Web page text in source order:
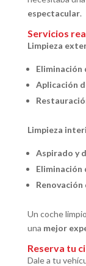
espectacular.
Servicios
Limpieza
Eliminación
Aplicación
Limpieza
Aspirado y
Eliminación
Un coche
una mejor
Reserva tu
Dale a tu